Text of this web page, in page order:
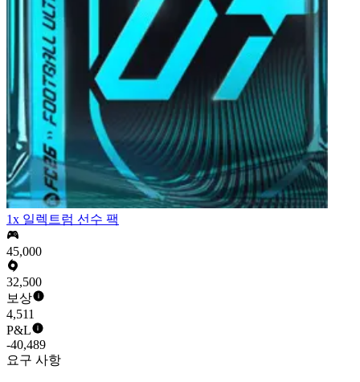
1x 일렉트럼 선수 팩
45,000
32,500
보상
4,511
P&L
-40,489
요구 사항